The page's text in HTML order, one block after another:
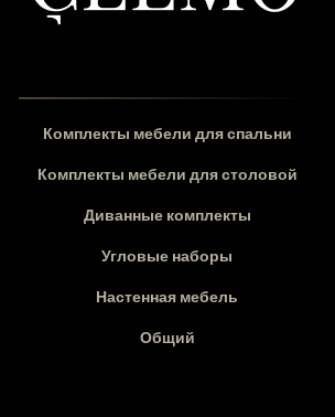
Комплекты мебели для спальни
Комплекты мебели для столовой
Диванные комплекты
Угловые наборы
Настенная мебель
Общий